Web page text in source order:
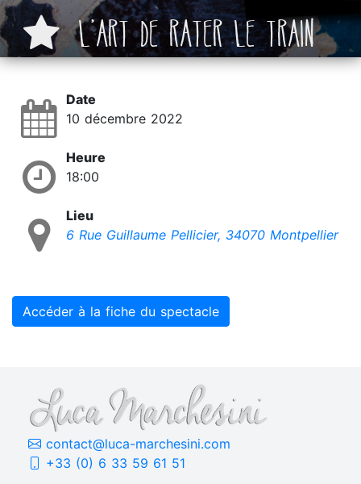
L’ART DE RATER LE TRAIN
Date
10 décembre 2022
Heure
18:00
Lieu
6 Rue Guillaume Pellicier, 34070 Montpellier
Accéder à la fiche du spectacle
contact@luca-marchesini.com
+33 (0) 6 33 59 61 51